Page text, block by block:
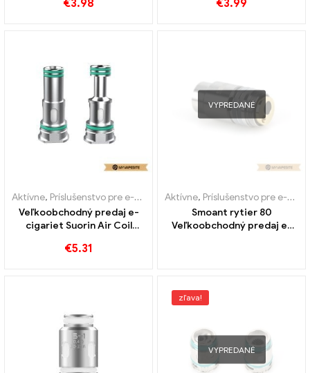
€3.98 €3.99
Aktívne, Príslušenstvo pre e-cigarety ,Výparník
Veľkoobchodný predaj e-
cigariet Suorin Air Coil
€5.31
VYPREDANÉ
Aktívne, Príslušenstvo pre e-cigarety
Smoant rytier 80
Veľkoobchodný predaj e-
zľava!
VYPREDANÉ